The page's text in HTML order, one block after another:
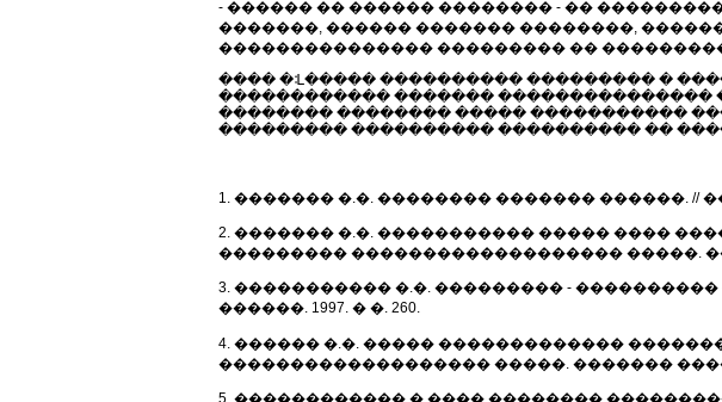
- ������ �� ������ �������� - ��
�������, ������ ������� ��������,
��������������� ��������� ��
���� �ᒺ����� ���������� ��������� �
������������ ������� ���������������
�������� �������� ����� �����������
��������� ���������� ���������� ��
1. ������� �.�. �������� ������� ������. //
2. ������� �.�. ����������� ����� ����
��������� ������������������� �����.
3. ����������� �.�. ��������� -
������. 1997. � �. 260.
4. ������ �.�. ����� �������������
������������������� �����. �������
5. ������������.�.���� ��������